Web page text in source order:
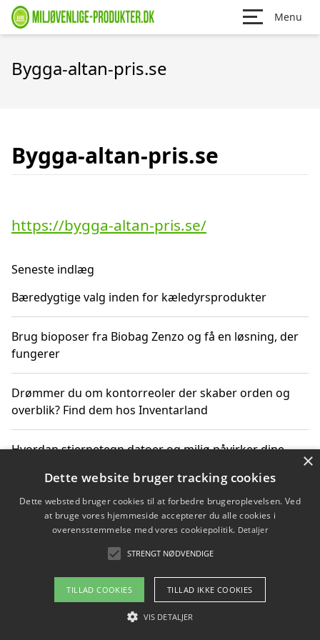
Menu
Bygga-altan-pris.se
Bygga-altan-pris.se
https://bygga-altan-pris.se/
Seneste indlæg
Bæredygtige valg inden for kæledyrsprodukter
Brug bioposer fra Biobag Zenzo og få en løsning, der
fungerer
Drømmer du om kontorreoler der skaber orden og
overblik? Find dem hos Inventarland
Hvordan stjernetegn datoer og miljø påvirker dine
Bæredygtige gadgets til en grønnere hverdag
Om / kontakt
Blog Betingelser
×
Dette website bruger tracking cookies
Dette websted bruger cookies til at forbedre brugeroplevelsen. Ved
at bruge vores hjemmeside accepterer du alle cookies i
overensstemmelse med vores cookiepolitik. Detaljer
STRENGT NØDVENDIGE
TILLAD COOKIES TILLAD IKKE COOKIES
VIS DETALJER